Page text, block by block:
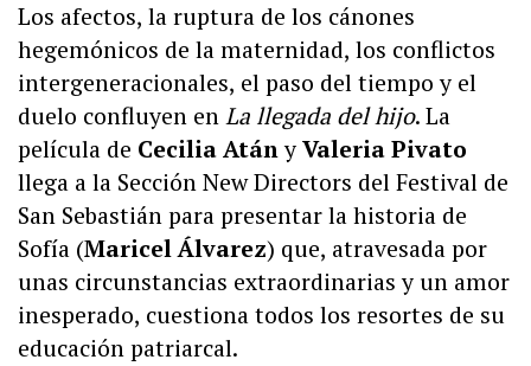
Los afectos, la ruptura de los cánones
hegemónicos de la maternidad, los conflictos
intergeneracionales, el paso del tiempo y el
duelo confluyen enLa llegada del hijo. La
película de Cecilia AtányValeria Pivato
llega a la Sección New Directors del Festival de
San Sebastián para presentar la historia de
Sofía (Maricel Álvarez) que, atravesada por
unas circunstancias extraordinarias y un amor
inesperado, cuestiona todos los resortes de su
educación patriarcal.